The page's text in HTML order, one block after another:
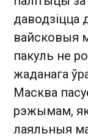
даводзіцца
вайсковыя
пакуль не
жаданага
Масква
рэжымам,
лаяльныя